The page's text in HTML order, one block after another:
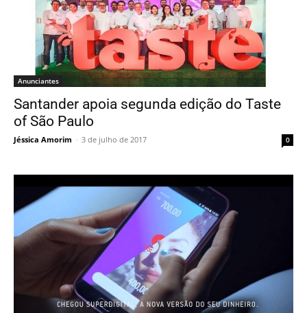
Anunciantes
Santander apoia segunda edição do Taste
of São Paulo
Jéssica Amorim - 3 de julho de 2017 0